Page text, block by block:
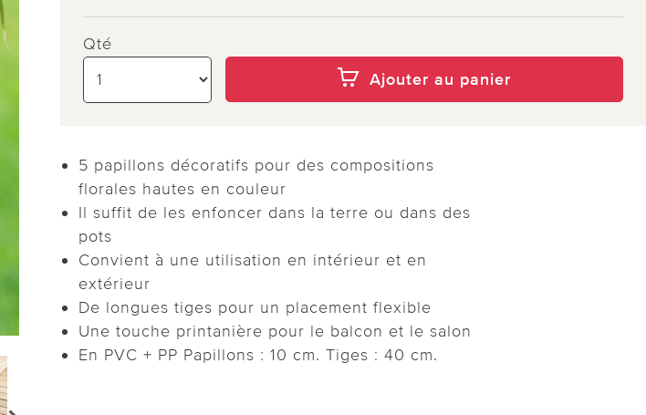
Qté
Ajouter au panier
5 papillons décoratifs pour des compositions
florales hautes en couleur
Il suffit de les enfoncer dans la terre ou dans des
pots
Convient à une utilisation en intérieur et en
extérieur
De longues tiges pour un placement flexible
Une touche printanière pour le balcon et le salon
En PVC + PP Papillons : 10 cm. Tiges : 40 cm.